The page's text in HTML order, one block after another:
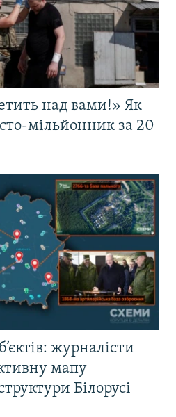
над вами!» Як
мільйонник за 20
журналісти
мапу
Білорусі